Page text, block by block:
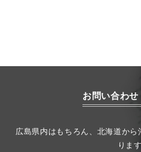
お問い合わせ
広島県内はもちろん、北海道か
ります